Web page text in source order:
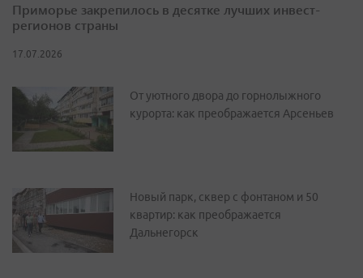
Приморье закрепилось в десятке лучших инвест-
регионов страны
17.07.2026
От уютного двора до горнолыжного
курорта: как преображается Арсеньев
Новый парк, сквер с фонтаном и 50
квартир: как преображается
Дальнегорск